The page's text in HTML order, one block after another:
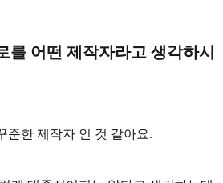
를 어떤 제작자라고 생각하시
준한 제작자 인 것 같아요.